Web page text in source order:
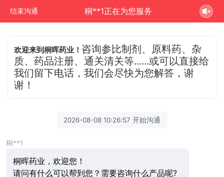
结束沟通 桐**1正在为您服务
欢迎来到桐晖药业！ 咨询参比制剂、原料药、杂
质、药品注册、通关清关等......或可以直接给
我们留下电话，我们会尽快为您解答，谢
谢！
2026-08-08 10:26:57 开始沟通
桐**1
桐晖药业，欢迎您！
请问有什么可以帮到您？需要咨询什么产品呢?